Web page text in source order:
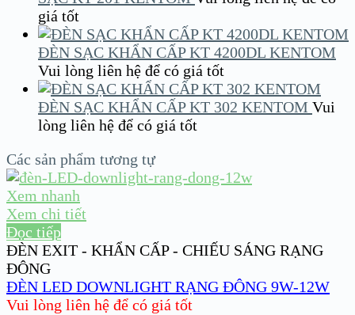
giá tốt
ĐÈN SẠC KHẨN CẤP KT 4200DL KENTOM
Vui lòng liên hệ để có giá tốt
ĐÈN SẠC KHẨN CẤP KT 302 KENTOM Vui
lòng liên hệ để có giá tốt
Các sản phẩm tương tự
Xem nhanh
Xem chi tiết
Đọc tiếp
ĐÈN EXIT - KHẨN CẤP - CHIẾU SÁNG RẠNG
ĐÔNG
ĐÈN LED DOWNLIGHT RẠNG ĐÔNG 9W-12W
Vui lòng liên hệ để có giá tốt